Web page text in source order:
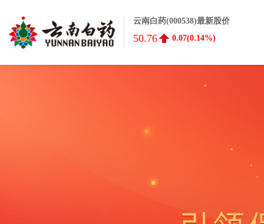
云南白药(000538)最新股价
50.76 0.07(0.14%)